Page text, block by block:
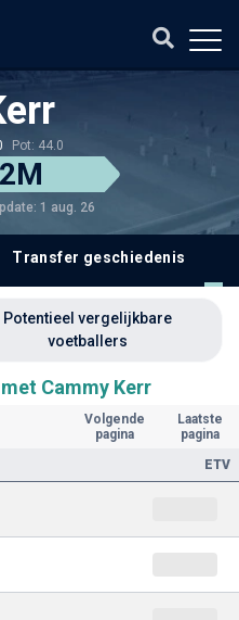
Pot: 44.0
1 aug. 26
Transfer geschiedenis
Potentieel vergelijkbare
voetballers
Cammy Kerr
Volgende
pagina
Laatste
pagina
ETV